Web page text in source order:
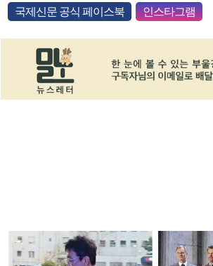
국제신문 공식 페이스북 인스타그램